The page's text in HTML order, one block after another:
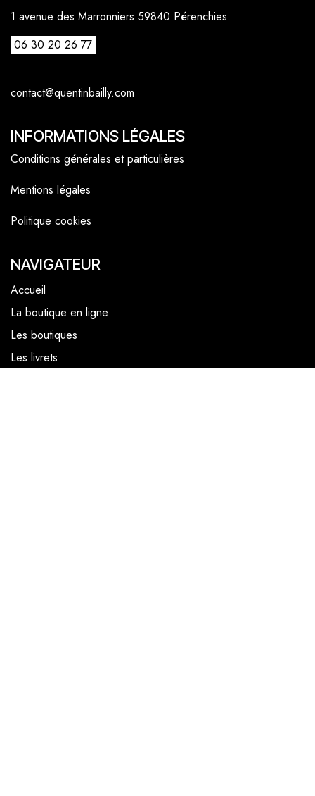
1 avenue des Marronniers 59840 Pérenchies
06 30 20 26 77
contact@quentinbailly.com
INFORMATIONS LÉGALES
Conditions générales et particulières
Mentions légales
Politique cookies
NAVIGATEUR
Accueil
La boutique en ligne
Les boutiques
Les livrets